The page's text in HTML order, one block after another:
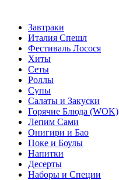
Завтраки
Италия Спешл
Фестиваль Лосося
Хиты
Сеты
Роллы
Супы
Салаты и Закуски
Горячие Блюда (WOK)
Лепим Сами
Онигири и Бао
Поке и Боулы
Напитки
Десерты
Наборы и Специи